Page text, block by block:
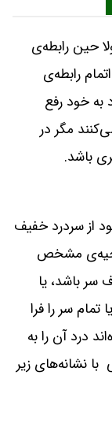
حین رابطه‌ی
رابطه‌ی
به‌ خود رفع
مگر در
باشد.
از سردرد خفیف
مشخص
باشد، یا
سر را فرا
درد آن را به
نشانه‌های زیر